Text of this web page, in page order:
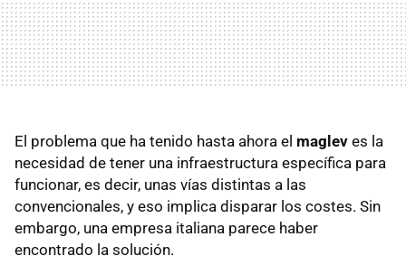
El problema que ha tenido hasta ahora el maglev es la
necesidad de tener una infraestructura específica para
funcionar, es decir, unas vías distintas a las
convencionales, y eso implica disparar los costes. Sin
embargo, una empresa italiana parece haber
encontrado la solución.